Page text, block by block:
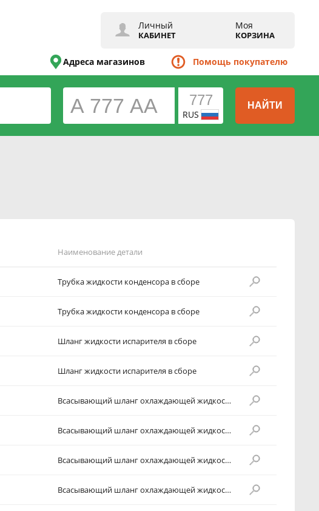
Личный
КАБИНЕТ
Моя
КОРЗИНА
Адреса магазинов Помощь покупателю
RUS
НАЙТИ
Наименование детали
Трубка жидкости конденсора в сборе
Трубка жидкости конденсора в сборе
Шланг жидкости испарителя в сборе
Шланг жидкости испарителя в сборе
Всасывающий шланг охлаждающей жидкости в сборе
Всасывающий шланг охлаждающей жидкости в сборе
Всасывающий шланг охлаждающей жидкости в сборе
Всасывающий шланг охлаждающей жидкости в сборе